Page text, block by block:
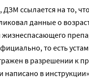
ДЗМ ссылается на то,
данные о
жизнеспасающего
то есть
в разрешении к
написано в